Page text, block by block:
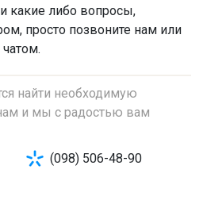
какие либо вопросы,
просто позвоните нам или
найти необходимую
и мы с радостью вам
(098) 506-48-90